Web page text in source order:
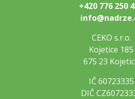
+420 776 250
CEKO s.r.o.
Kojetice 185
675 23
IČ 60723335
DIČ